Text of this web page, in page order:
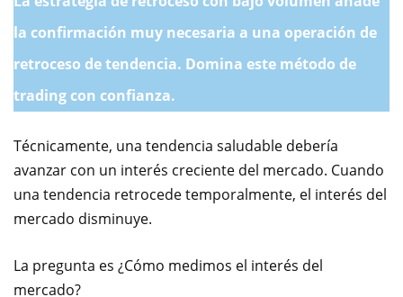
la confirmación muy necesaria a una operación de
retroceso de tendencia. Domina este método de
trading con confianza.
Técnicamente, una tendencia saludable debería
avanzar con un interés creciente del mercado. Cuando
una tendencia retrocede temporalmente, el interés del
mercado disminuye.
La pregunta es ¿Cómo medimos el interés del
mercado?